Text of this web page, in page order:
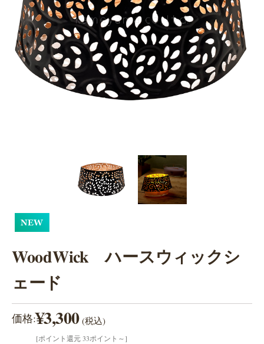
WoodWick ハースウィックシ
ェード
価格:¥3,300(税込)
[ポイント還元 33ポイント～]